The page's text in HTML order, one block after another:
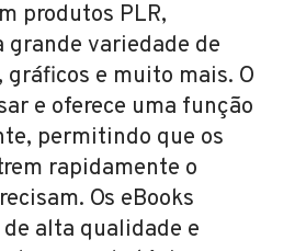
produtos PLR,
grande variedade de
gráficos e muito mais. O
e oferece uma função
permitindo que os
rapidamente o
Os eBooks
alta qualidade e